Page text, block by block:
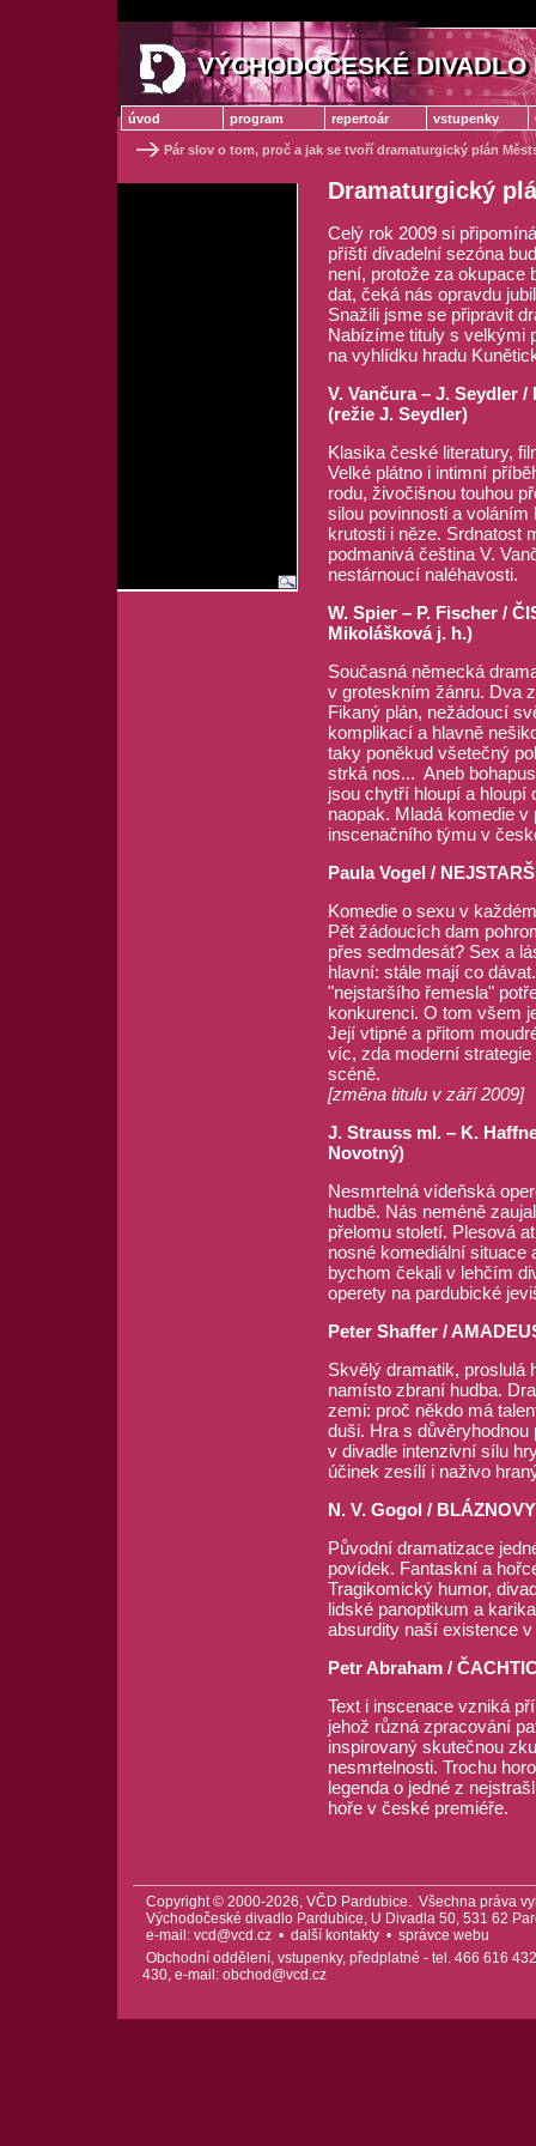
VÝCHODOČESKÉ
VÝCHODOČESKÉ DIVADLO
úvod program repertoár vstupenky
Pár slov o tom, proč a jak se tvoří dramaturgický plán
Dramaturgický
Celý rok 2009 si
příští divadelní sezóna
není, protože za okupace
dat, čeká nás opravdu
Snažili jsme se připravit
Nabízíme tituly s velkými
na vyhlídku hradu
V. Vančura – J. Seydler
(režie J. Seydler)
Klasika české literatury,
Velké plátno i intimní
rodu, živočišnou touhou
silou povinnosti a voláním
krutosti i něze. Srdnatost
podmanivá čeština V.
nestárnoucí naléhavosti.
W. Spier – P. Fischer /
Mikolášková j. h.)
Současná německá
v groteskním žánru. Dva
Fikaný plán, nežádoucí
komplikací a hlavně
taky poněkud všetečný
strká nos... Aneb
jsou chytří hloupí a hloupí
naopak. Mladá komedie v
inscenačního týmu v
Paula Vogel /
Komedie o sexu v
Pět žádoucích dam
přes sedmdesát? Sex a
hlavní: stále mají co
"nejstaršího řemesla"
konkurenci. O tom všem
Její vtipné a přitom
víc, zda moderní
scéně.
[změna titulu v září 2009]
J. Strauss ml. – K.
Novotný)
Nesmrtelná vídeňská
hudbě. Nás neméně
přelomu století. Plesová
nosné komediální situace
bychom čekali v lehčím
operety na pardubické
Peter Shaffer /
Skvělý dramatik, proslulá
namísto zbraní hudba.
zemi: proč někdo má
duši. Hra s
v divadle intenzivní sílu
účinek zesílí i naživo
N. V. Gogol /
Původní dramatizace
povídek. Fantaskní a
Tragikomický humor,
lidské panoptikum a
absurdity naší existence
Petr Abraham /
Text i inscenace vzniká
jehož různá zpracování
inspirovaný skutečnou
nesmrtelnosti. Trochu
legenda o jedné z
hoře v české premiéře.
Copyright © 2000-2026, VČD Pardubice. Všechna práva
Východočeské divadlo Pardubice, U Divadla 50, 531 62
e-mail: vcd@vcd.cz• další kontakty• správce webu
Obchodní oddělení, vstupenky, předplatné - tel. 466 616
430, e-mail: obchod@vcd.cz